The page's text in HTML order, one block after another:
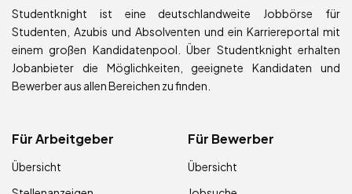
Studentknight ist eine deutschlandweite Jobbörse für
Studenten, Azubis und Absolventen und ein Karriereportal mit
einem großen Kandidatenpool. Über Studentknight erhalten
Jobanbieter die Möglichkeiten, geeignete Kandidaten und
Bewerber aus allen Bereichen zu finden.
Für Arbeitgeber
Übersicht
Für Bewerber
Übersicht